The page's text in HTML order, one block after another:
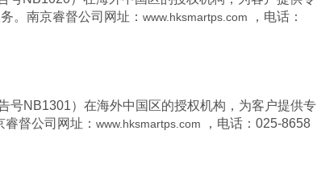
。南京睿督公司网址： www.hksmartps.com ，电话：
号NB1301）在海外中国区的授权机构，为客户提供专
督公司网址： www.hksmartps.com ，电话：025-8658